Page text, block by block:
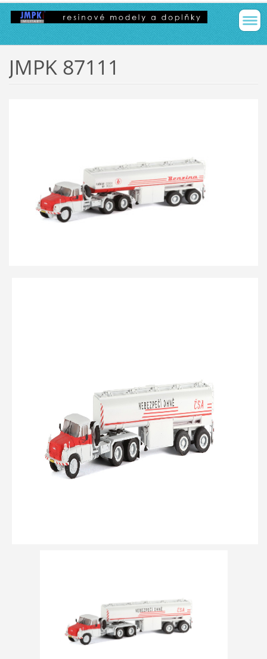
JMPK 87111